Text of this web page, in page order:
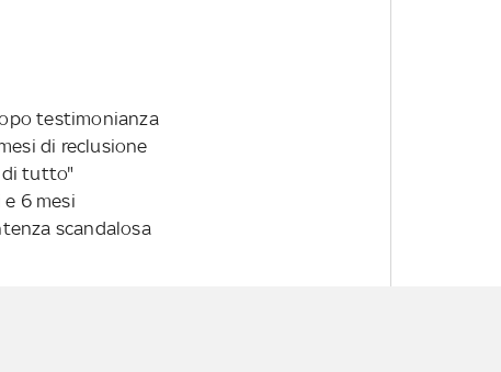
testimonianza
di reclusione
di tutto"
6 mesi
scandalosa